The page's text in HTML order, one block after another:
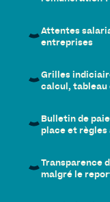
Attentes
entreprises
Grilles
calcul, tableau
Bulletin de
place et règles
Transparence
malgré le